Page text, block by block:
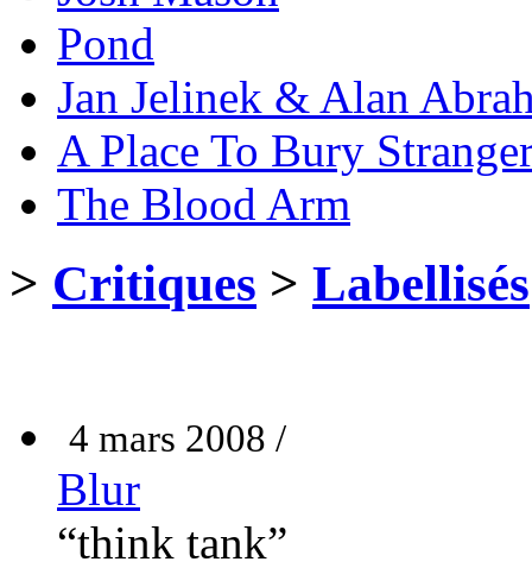
Pond
Jan Jelinek & Alan
A Place To Bury
The Blood Arm
> Critiques > Labellisés
4 mars 2008 /
Blur
“think tank”